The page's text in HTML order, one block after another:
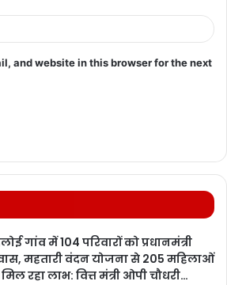
and website in this browser for the next
गांव में 104 परिवारों को प्रधानमंत्री
महतारी वंदन योजना से 205 महिलाओं
रहा लाभ: वित्त मंत्री ओपी चौधरी…